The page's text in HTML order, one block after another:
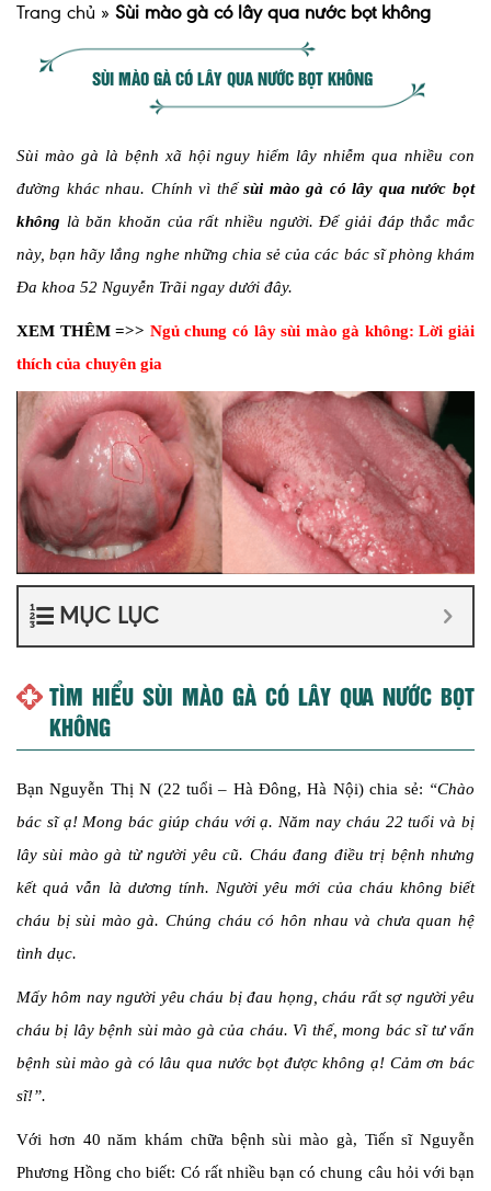
Trang chủ » Sùi mào gà có lây qua nước bọt không
SÙI MÀO GÀ CÓ LÂY QUA NƯỚC BỌT KHÔNG
Sùi mào gà là bệnh xã hội nguy hiểm lây nhiễm qua nhiều con
đường khác nhau. Chính vì thếsùi mào gà có lây qua nước bọt
không là băn khoăn của rất nhiều người. Để giải đáp thắc mắc
này, bạn hãy lắng nghe những chia sẻ của các bác sĩ phòng khám
Đa khoa 52 Nguyễn Trãi ngay dưới đây.
XEM THÊM =>> Ngủ chung có lây sùi mào gà không: Lời giải
thích của chuyên gia
MỤC LỤC
TÌM HIỂU SÙI MÀO GÀ CÓ LÂY QUA NƯỚC BỌT
KHÔNG
Bạn Nguyễn Thị N (22 tuổi – Hà Đông, Hà Nội) chia sẻ: “Chào
bác sĩ ạ! Mong bác giúp cháu với ạ. Năm nay cháu 22 tuổi và bị
lây sùi mào gà từ người yêu cũ. Cháu đang điều trị bệnh nhưng
kết quả vẫn là dương tính. Người yêu mới của cháu không biết
cháu bị sùi mào gà. Chúng cháu có hôn nhau và chưa quan hệ
tình dục.
Mấy hôm nay người yêu cháu bị đau họng, cháu rất sợ người yêu
cháu bị lây bệnh sùi mào gà của cháu. Vì thế, mong bác sĩ tư vấn
bệnh sùi mào gà có lâu qua nước bọt được không ạ! Cảm ơn bác
sĩ!”.
Với hơn 40 năm khám chữa bệnh sùi mào gà, Tiến sĩ Nguyễn
Phương Hồng cho biết: Có rất nhiều bạn có chung câu hỏi với bạn